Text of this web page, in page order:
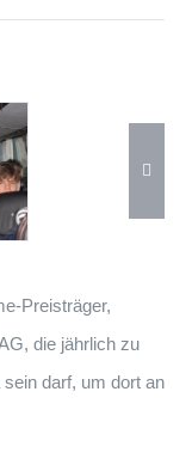
Preisträger,
die jährlich zu
darf, um dort an